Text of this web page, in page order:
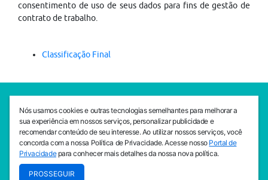
consentimento de uso de seus dados para fins de gestão de
contrato de trabalho.
Classificação Final
SEDE CEJAM
Av. da Liberdade, 765, Liberdade, São Paulo, 01503-001
(11) 3469 - 1818
INSTITUTO CEJAM
Av. da Liberdade, 765, Liberdade, São Paulo, 01503-001
Nós usamos cookies e outras tecnologias semelhantes para melhorar a
sua experiência em nossos serviços, personalizar publicidade e
recomendar conteúdo de seu interesse. Ao utilizar nossos serviços, você
concorda com a nossa Política de Privacidade. Acesse nosso Portal de
Privacidadepara conhecer mais detalhes da nossa nova política.
PROSSEGUIR